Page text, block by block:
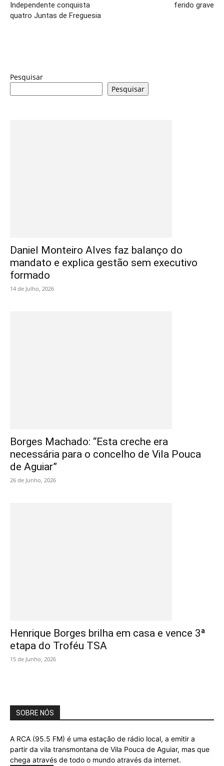
Independente conquista
quatro Juntas de Freguesia
ferido grave
Pesquisar
Pesquisar
Daniel Monteiro Alves faz balanço do
mandato e explica gestão sem executivo
formado
14 de Julho, 2026
Borges Machado: “Esta creche era
necessária para o concelho de Vila Pouca
de Aguiar”
26 de Junho, 2026
Henrique Borges brilha em casa e vence 3ª
etapa do Troféu TSA
15 de Junho, 2026
SOBRE NÓS
A RCA (95.5 FM) é uma estação de rádio local, a emitir a
partir da vila transmontana de Vila Pouca de Aguiar, mas que
chega através de todo o mundo através da internet.